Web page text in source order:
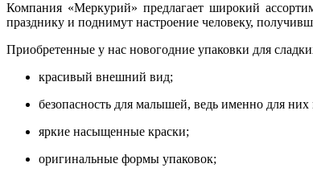
Компания «Меркурий» предлагает широкий
празднику и поднимут настроение человеку,
Приобретенные у нас новогодние упаковки для
красивый внешний вид;
безопасность для малышей, ведь именно для
яркие насыщенные краски;
оригинальные формы упаковок;